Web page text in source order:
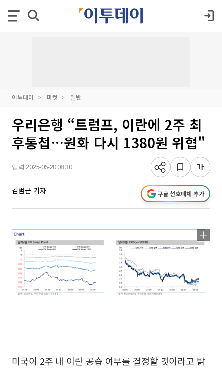
이투데이 마켓 일반
우리은행 “트럼프, 이란에 2주 최
후통첩…원화 다시 1380원 위협"
입력 2025-06-20 08:30
김범근 기자 구글 선호매체 추가
미국이 2주 내 이란 공습 여부를 결정할 것이라고 밝